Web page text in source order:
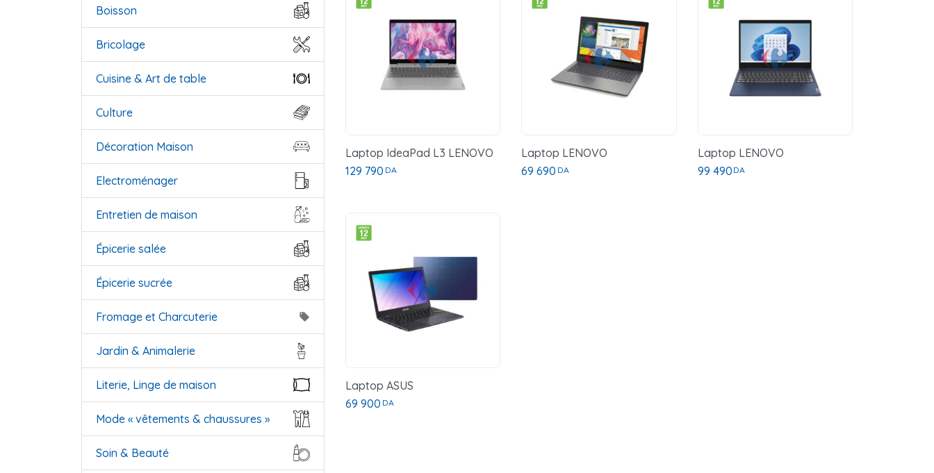
Boisson
Bricolage
Cuisine & Art de table
Culture
Décoration Maison
Electroménager
Entretien de maison
Épicerie salée
Épicerie sucrée
Fromage et Charcuterie local_offer
Jardin & Animalerie
Literie, Linge de maison
Mode « vêtements & chaussures »
Soin & Beauté
Laptop IdeaPad L3 LENOVO
129 790 DA
Laptop LENOVO
69 690 DA
Laptop LENOVO
99 490 DA
Laptop ASUS
69 900 DA